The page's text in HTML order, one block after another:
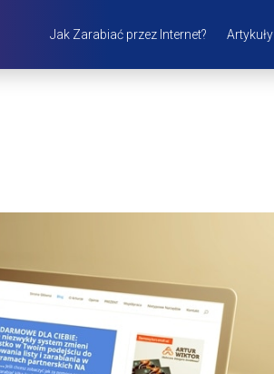
Jak Zarabiać przez Internet? Artykuły